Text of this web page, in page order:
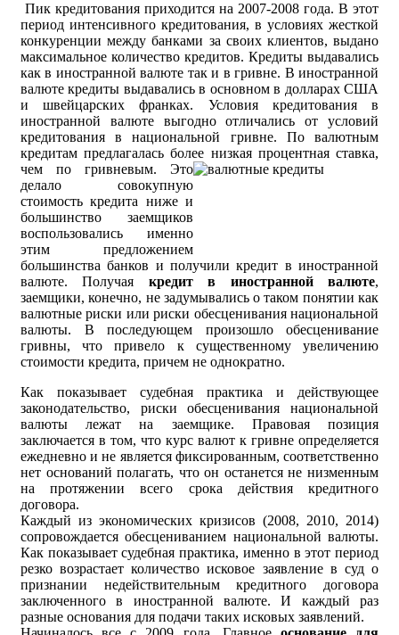
Пик кредитования приходится на 2007-2008 года. В этот
период интенсивного кредитования, в условиях жесткой
конкуренции между банками за своих клиентов, выдано
максимальное количество кредитов. Кредиты выдавались
как в иностранной валюте так и в гривне. В иностранной
валюте кредиты выдавались в основном в долларах США
и швейцарских франках. Условия кредитования в
иностранной валюте выгодно отличались от условий
кредитования в национальной гривне. По валютным
кредитам предлагалась более низкая процентная ставка,
чем по гривневым. Это
делало совокупную
стоимость кредита ниже и
большинство заемщиков
воспользовались именно
этим предложением
большинства банков и получили кредит в иностранной
валюте. Получая кредит в иностранной валюте,
заемщики, конечно, не задумывались о таком понятии как
валютные риски или риски обесценивания национальной
валюты. В последующем произошло обесценивание
гривны, что привело к существенному увеличению
стоимости кредита, причем не однократно.
Как показывает судебная практика и действующее
законодательство, риски обесценивания национальной
валюты лежат на заемщике. Правовая позиция
заключается в том, что курс валют к гривне определяется
ежедневно и не является фиксированным, соответственно
нет оснований полагать, что он останется не низменным
на протяжении всего срока действия кредитного
договора.
Каждый из экономических кризисов (2008, 2010, 2014)
сопровождается обесцениванием национальной валюты.
Как показывает судебная практика, именно в этот период
резко возрастает количество исковое заявление в суд о
признании недействительным кредитного договора
заключенного в иностранной валюте. И каждый раз
разные основания для подачи таких исковых заявлений.